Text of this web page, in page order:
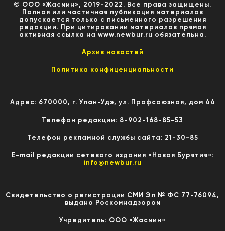
© ООО «Жасмин», 2019-2022. Все права защищены.
Полная или частичная публикация материалов
допускается только с письменного разрешения
редакции. При цитировании материалов прямая
активная ссылка на www.newbur.ru обязательна.
Архив новостей
Политика конфиценциальности
Адрес: 670000, г. Улан-Удэ, ул. Профсоюзная, дом 44
Телефон редакции: 8-902-168-85-53
Телефон рекламной службы сайта: 21-30-85
E-mail редакции сетевого издания «Новая Бурятия»:
info@newbur.ru
Свидетельство о регистрации СМИ Эл № ФС 77-76094,
выдано Роскомнадзором
Учредитель: ООО «Жасмин»